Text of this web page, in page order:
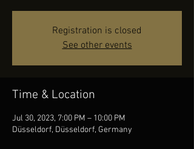
Registration is closed
See other events
Time & Location
Jul 30, 2023, 7:00 PM – 10:00 PM
Düsseldorf, Düsseldorf, Germany